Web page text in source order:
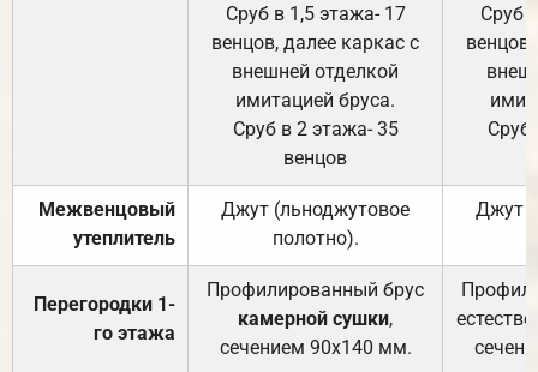
Сруб в 1,5 этажа- 17
венцов, далее каркас с
внешней отделкой
имитацией бруса.
Сруб в 2 этажа- 35
венцов
Сруб
Сруб
Межвенцовый
утеплитель
Джут (льноджутовое
полотно).
Джут
Перегородки 1-
го этажа
Профилированный брус
камерной сушки,
сечением 90х140 мм.